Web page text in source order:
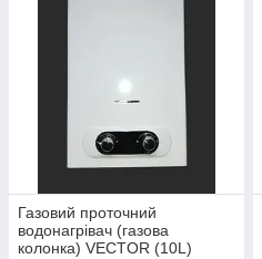
Газовий проточний
водонагрівач (газова
колонка) VECTOR (10L)